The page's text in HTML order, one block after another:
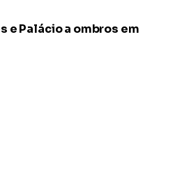
e Palácio a ombros em